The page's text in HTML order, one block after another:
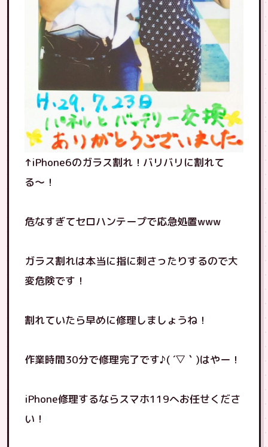
↑iPhone6のガラス割れ！バリバリに割れて
る〜！
危なすぎてセロハンテープで応急処置www
ガラス割れは本当に指に刺さったりするので大
変危険です！
割れていたら早めに修理しましょうね！
作業時間30分で修理完了です♪( ´▽｀)はやー！
iPhone修理するならスマホ119へお任せくださ
い！